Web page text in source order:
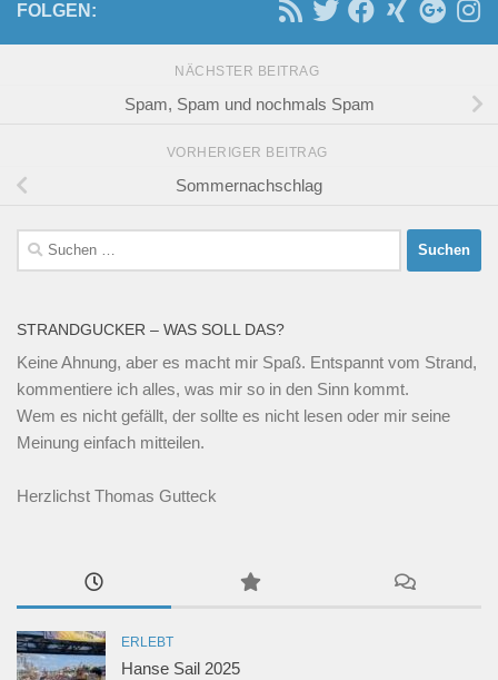
FOLGEN:
NÄCHSTER BEITRAG
Spam, Spam und nochmals Spam
VORHERIGER BEITRAG
Sommernachschlag
Suchen
nach:
STRANDGUCKER – WAS SOLL DAS?
Keine Ahnung, aber es macht mir Spaß. Entspannt vom Strand,
kommentiere ich alles, was mir so in den Sinn kommt.
Wem es nicht gefällt, der sollte es nicht lesen oder mir seine
Meinung einfach mitteilen.
Herzlichst Thomas Gutteck
ERLEBT
Hanse Sail 2025